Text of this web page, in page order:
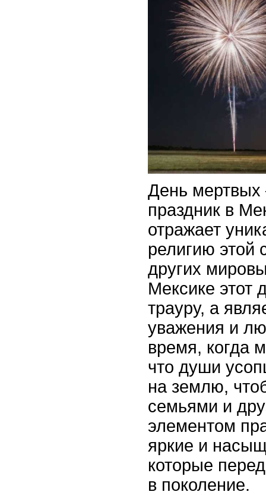
День мертвых
праздник в
отражает
религию этой
других
Мексике этот
трауру, а
уважения и
время, когда
что души
на землю,
семьями и
элементом
яркие и
которые
в поколение.